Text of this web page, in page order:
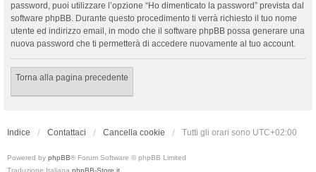
password, puoi utilizzare l’opzione “Ho dimenticato la password” prevista dal
software phpBB. Durante questo procedimento ti verrà richiesto il tuo nome
utente ed indirizzo email, in modo che il software phpBB possa generare una
nuova password che ti permetterà di accedere nuovamente al tuo account.
Torna alla pagina precedente
Indice Contattaci Cancella cookie Tutti gli orari sono UTC+02:00
Powered by phpBB® Forum Software © phpBB Limited
Traduzione Italiana phpBB-Store.it